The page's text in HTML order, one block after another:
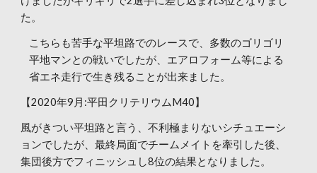
た。
こちらも苦手な平坦路でのレースで、多数のゴリゴリ
平地マンとの戦いでしたが、エアロフォーム等による
省エネ走行で生き残ることが出来ました。
【2020年9月:平田クリテリウムM40】
風がきつい平坦路と言う、不利極まりないシチュエーシ
ョンでしたが、最終局面でチームメイトを牽引した後、
集団後方でフィニッシュし8位の結果となりました。